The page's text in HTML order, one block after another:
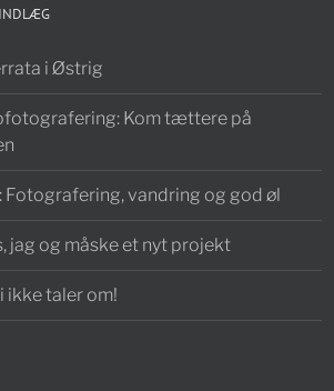
i Østrig
Kom tættere på
Fotografering, vandring og god øl
jag og måske et nyt projekt
ikke taler om!